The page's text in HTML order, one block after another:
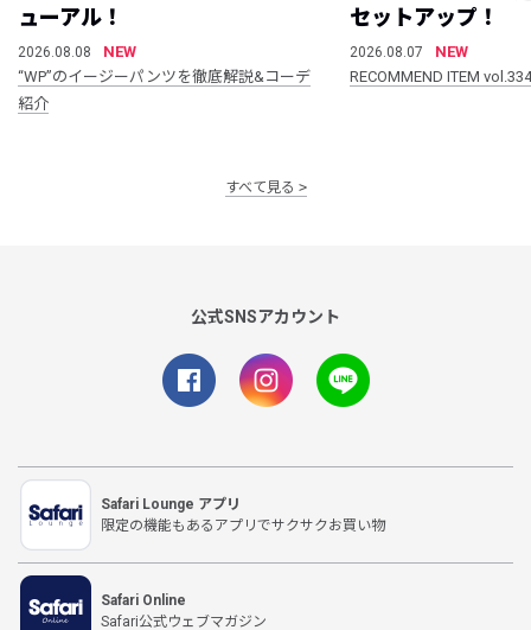
ューアル！
2026.08.08
NEW
“WP”のイージーパンツを徹底解説&コーデ
紹介
セットアップ！
2026.08.07
NEW
RECOMMEND ITEM vol.334
すべて見る
公式SNSアカウント
Safari Lounge アプリ
限定の機能もあるアプリでサクサクお買い物
Safari Online
Safari公式ウェブマガジン